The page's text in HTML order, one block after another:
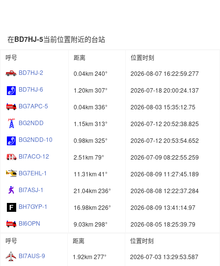
在BD7HJ-5当前位置附近的台站
呼号 距离
位置时刻
BD7HJ-2
0.04km 240°
2026-08-07 16:22:59.277
BD7HJ-6
1.20km 307°
2026-07-18 20:00:24.137
BG7APC-5
0.04km 336°
2026-08-03 15:35:12.75
BG2NDD
1.15km 313°
2026-07-12 20:52:38.825
BG2NDD-10
0.98km 325°
2026-07-12 20:53:54.652
BI7ACO-12
2.51km 79°
2026-07-09 08:22:55.259
BG7EHL-1
11.31km 41°
2026-08-09 11:27:45.189
BI7ASJ-1
21.04km 236°
2026-08-08 12:22:37.284
BH7GYP-1
16.98km 226°
2026-08-09 13:41:14.97
BI6OPN
9.03km 298°
2026-08-05 18:25:39.79
呼号
距离
位置时刻
BI7AUS-9
1.92km 277° 2026-07-03 13:29:53.587